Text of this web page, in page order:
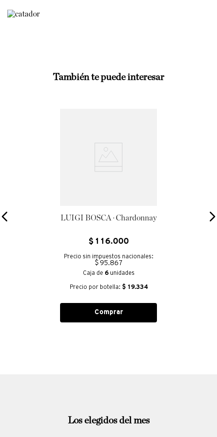
También te puede interesar
LUIGI BOSCA · Chardonnay
$ 116.000
Precio sin impuestos nacionales:
$ 95.867
Caja de 6 unidades
Precio por botella: $ 19.334
Comprar
Los elegidos del mes